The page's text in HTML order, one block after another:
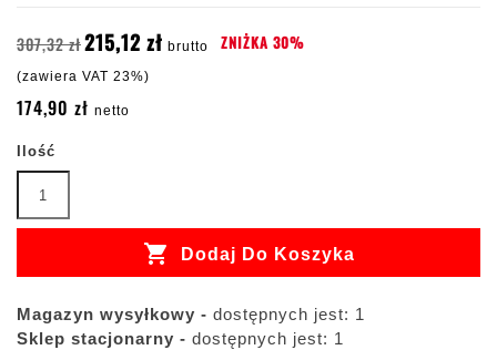
307,32 zł215,12 zł brutto ZNIŻKA 30%
(zawiera VAT 23%)
174,90 zł netto
Ilość
 Dodaj Do Koszyka
Magazyn wysyłkowy - dostępnych jest: 1
Sklep stacjonarny - dostępnych jest: 1